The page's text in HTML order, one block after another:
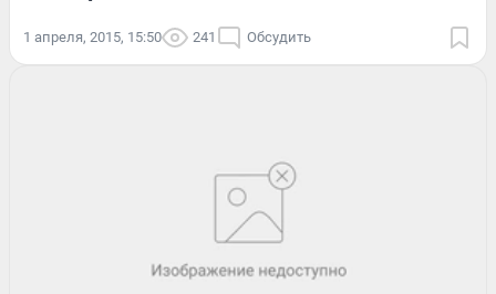
1 апреля, 2015, 15:50 241 Обсудить